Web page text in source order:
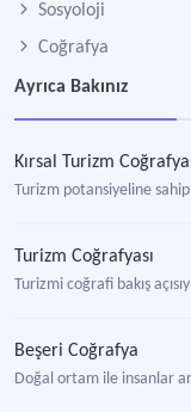
Sosyoloji
Coğrafya
Ayrıca Bakınız
Kırsal Turizm
Turizm potansiyeline
Turizm Coğrafyası
Turizmi coğrafi bakış
Beşeri Coğrafya
Doğal ortam ile insanlar